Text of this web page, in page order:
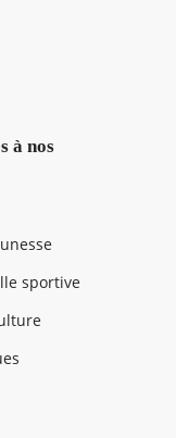
à nos
sportive